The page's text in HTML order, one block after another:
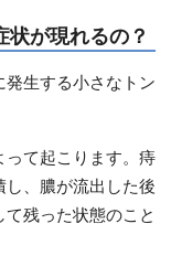
が現れるの？
生する小さなトン
って起こります。痔
、膿が流出した後
残った状態のこと